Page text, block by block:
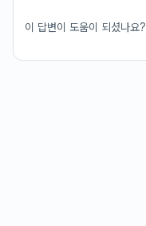
이 답변이 도움이 되셨나요?